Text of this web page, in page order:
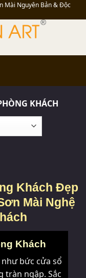
Mài Nguyên Bản & Độc
KHÁCH
Khách Đẹp
Mài Nghệ
Khách
bức cửa sổ
tràn ngập. Sắc